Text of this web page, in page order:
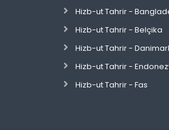
Hizb-ut Tahrir -
Hizb-ut Tahrir - Belçika
Hizb-ut Tahrir -
Hizb-ut Tahrir -
Hizb-ut Tahrir - Fas